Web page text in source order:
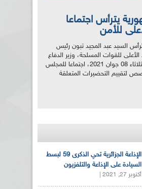
يترأس اجتماعا
للأمن
السيد عبد المجيد تبون رئيس
الأعلى للقوات المسلحة، وزير الدفاع
الوطني، اليوم الثلاثاء 08 جوان 2021، اجتماعا للمجلس
لتقييم التحضيرات المتعلقة
الإذاعة الجزائرية تحي الذكرى 59 لبسط
السيادة على الإذاعة والتلفزيون
أكتوبر 27, 2021 |